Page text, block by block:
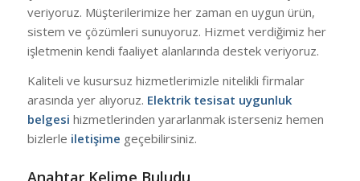
veriyoruz. Müşterilerimize her zaman en uygun ürün,
sistem ve çözümleri sunuyoruz. Hizmet verdiğimiz her
işletmenin kendi faaliyet alanlarında destek veriyoruz.
Kaliteli ve kusursuz hizmetlerimizle nitelikli firmalar
arasında yer alıyoruz. Elektrik tesisat uygunluk
belgesi hizmetlerinden yararlanmak isterseniz hemen
bizlerle iletişime geçebilirsiniz.
Anahtar Kelime Buludu